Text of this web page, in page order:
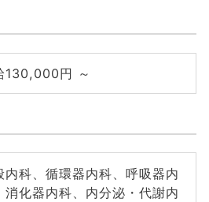
130,000円 ～
内科、循環器内科、呼吸器内
消化器内科、内分泌・代謝内